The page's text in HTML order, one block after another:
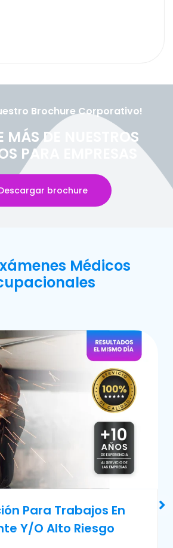
Brochure Corporativo!
MÁS DE NUESTROS
PARA EMPRESAS
brochure
Médicos
Ocupacional De
Laboral